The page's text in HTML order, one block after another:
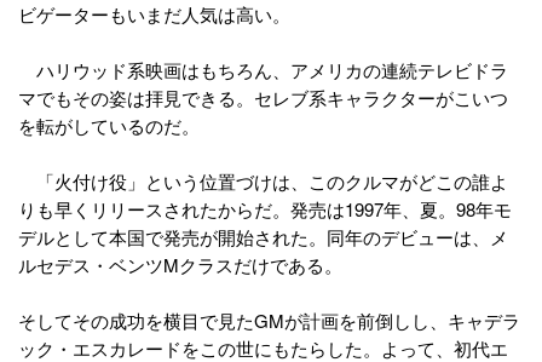
ビゲーターもいまだ人気は高い。
ハリウッド系映画はもちろん、アメリカの連続テレビドラ
マでもその姿は拝見できる。セレブ系キャラクターがこいつ
を転がしているのだ。
「火付け役」という位置づけは、このクルマがどこの誰よ
りも早くリリースされたからだ。発売は1997年、夏。98年モ
デルとして本国で発売が開始された。同年のデビューは、メ
ルセデス・ベンツMクラスだけである。
そしてその成功を横目で見たGMが計画を前倒しし、キャデラ
ック・エスカレードをこの世にもたらした。よって、初代エ